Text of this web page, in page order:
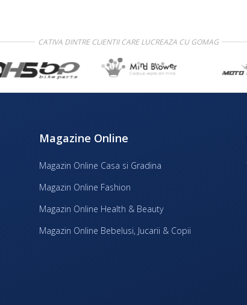
CATIVA DINTRE CLIENTII CARE LUCREAZA CU GOMAG
Magazine Online
Magazin Online Casa si Gradina
Magazin Online Fashion
Magazin Online Health & Beauty
Magazin Online Bebelusi, Jucarii & Copii